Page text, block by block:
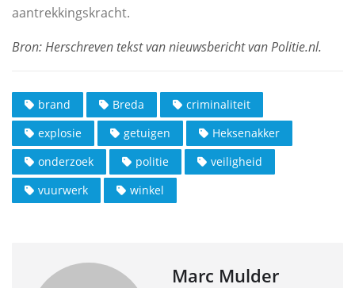
aantrekkingskracht.
brand Breda
criminaliteit
explosie
getuigen
Heksenakker
onderzoek
politie
veiligheid
vuurwerk
winkel
Marc Mulder